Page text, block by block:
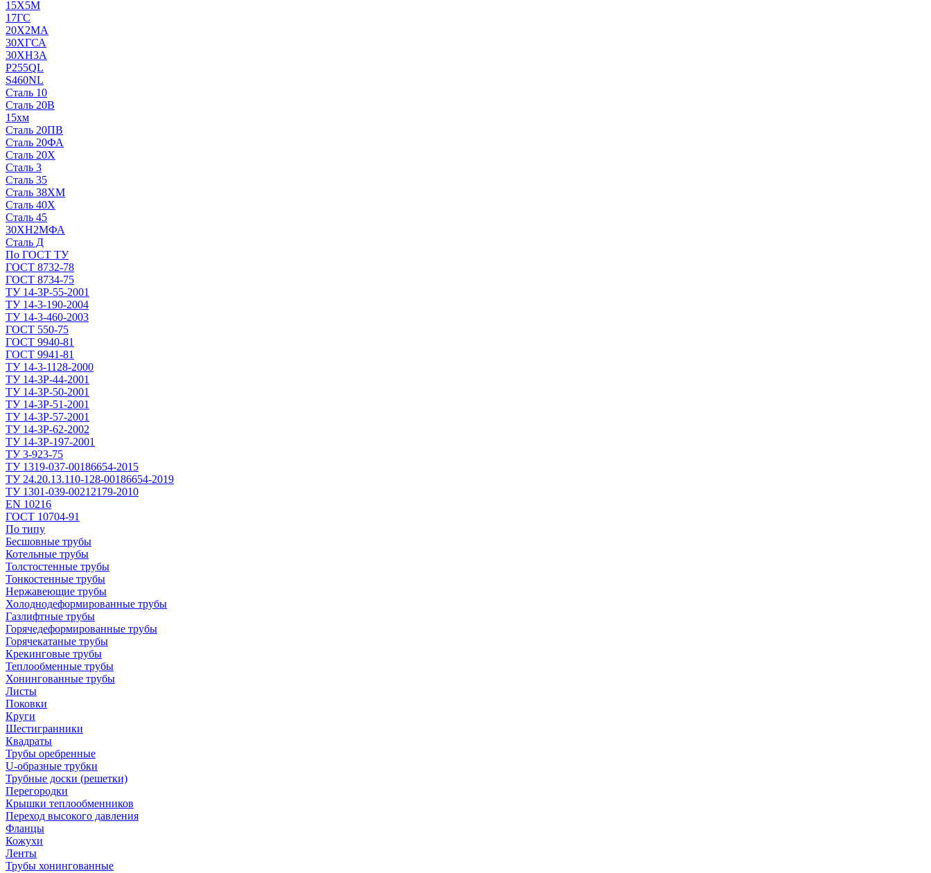
15Х5М
17ГС
20Х2МА
30ХГСА
30ХН3А
P255QL
S460NL
Сталь 10
Сталь 20В
15хм
Сталь 20ПВ
Сталь 20ФА
Сталь 20Х
Сталь 3
Сталь 35
Сталь 38ХМ
Сталь 40Х
Сталь 45
30ХН2МФА
Сталь Д
По ГОСТ ТУ
ГОСТ 8732-78
ГОСТ 8734-75
ТУ 14-3Р-55-2001
ТУ 14-3-190-2004
ТУ 14-3-460-2003
ГОСТ 550-75
ГОСТ 9940-81
ГОСТ 9941-81
ТУ 14-3-1128-2000
ТУ 14-3Р-44-2001
ТУ 14-3Р-50-2001
ТУ 14-3Р-51-2001
ТУ 14-3Р-57-2001
ТУ 14-3Р-62-2002
ТУ 14-ЗР-197-2001
ТУ 3-923-75
ТУ 1319-037-00186654-2015
ТУ 24.20.13.110-128-00186654-2019
ТУ 1301-039-00212179-2010
EN 10216
ГОСТ 10704-91
По типу
Бесшовные трубы
Котельные трубы
Толстостенные трубы
Тонкостенные трубы
Нержавеющие трубы
Холоднодеформированные трубы
Газлифтные трубы
Горячедеформированные трубы
Горячекатаные трубы
Крекинговые трубы
Теплообменные трубы
Хонингованные трубы
Листы
Поковки
Круги
Шестигранники
Квадраты
Трубы оребренные
U-образные трубки
Трубные доски (решетки)
Перегородки
Крышки теплообменников
Переход высокого давления
Фланцы
Кожухи
Ленты
Трубы хонингованные